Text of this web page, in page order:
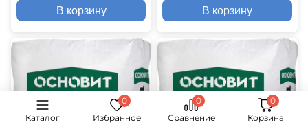
Каталог Избранное Сравнение Корзина
В корзину В корзину